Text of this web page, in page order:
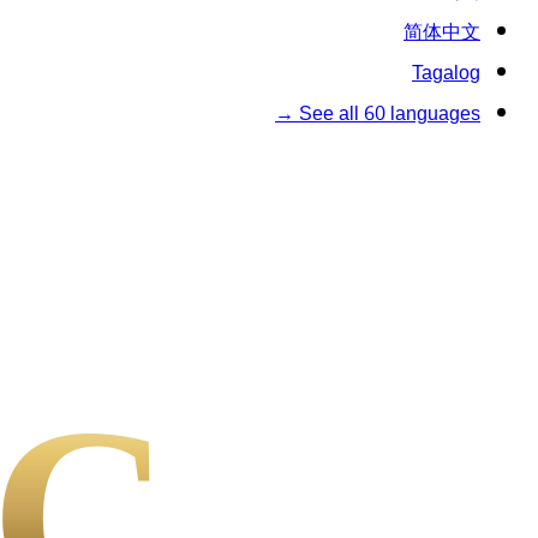
简体中文
Tagalog
See all 60 languages →